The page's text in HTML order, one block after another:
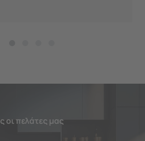
οι πελάτες μας